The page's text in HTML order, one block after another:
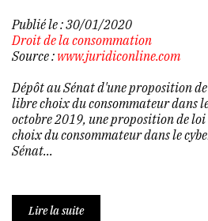
Publié le :30/01/2020
Droit de la consommation
Source : www.juridiconline.com
Dépôt au Sénat d'une proposition
libre choix du consommateur dans
octobre 2019, une proposition de
choix du consommateur dans le
Sénat...
Lire la suite